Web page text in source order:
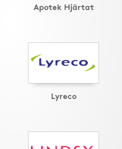
Apotek Hjärtat
Lyreco